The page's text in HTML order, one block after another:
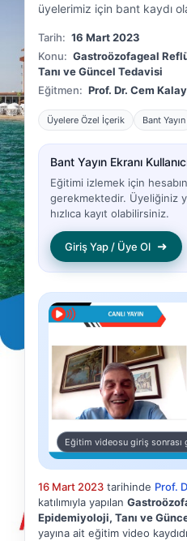
üyelerimiz için bant kaydı
Tarih: 16 Mart 2023
Konu: Gastroözofageal
Tanı ve Güncel Tedavisi
Eğitmen: Prof. Dr. Cem
Üyelere Özel İçerik Bant Yayın
Bant Yayın Ekranı
Eğitimi izlemek için
gerekmektedir. Üyeliğiniz
hızlıca kayıt olabilirsiniz.
Giriş Yap / Üye Ol ➜
Eğitim videosu giriş sonrası
16 Mart 2023 tarihinde Prof.
katılımıyla yapılan
Epidemiyoloji, Tanı ve
yayına ait eğitim video